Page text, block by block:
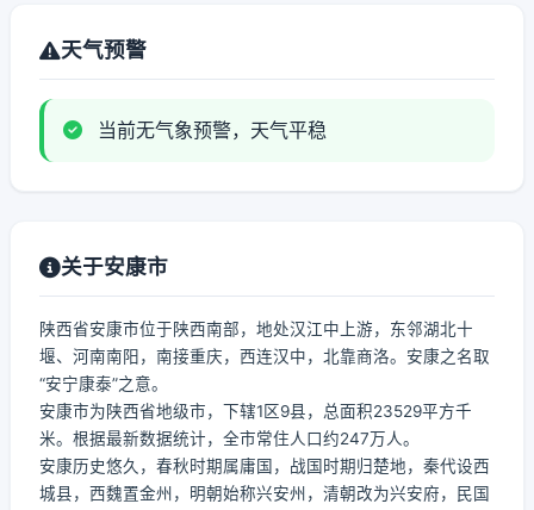
天气预警
当前无气象预警，天气平稳
关于安康市
陕西省安康市位于陕西南部，地处汉江中上游，东邻湖北十
堰、河南南阳，南接重庆，西连汉中，北靠商洛。安康之名取
“安宁康泰”之意。
安康市为陕西省地级市，下辖1区9县，总面积23529平方千
米。根据最新数据统计，全市常住人口约247万人。
安康历史悠久，春秋时期属庸国，战国时期归楚地，秦代设西
城县，西魏置金州，明朝始称兴安州，清朝改为兴安府，民国